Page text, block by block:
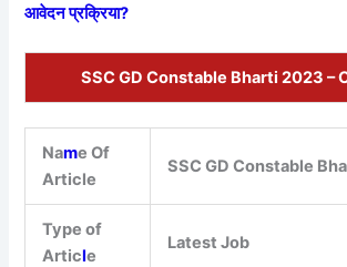
आवेदन प्रक्रिया?
SSC GD Constable Bharti 2023 –
Name Of
Article
SSC GD Constable
Type of
Article
Latest Job